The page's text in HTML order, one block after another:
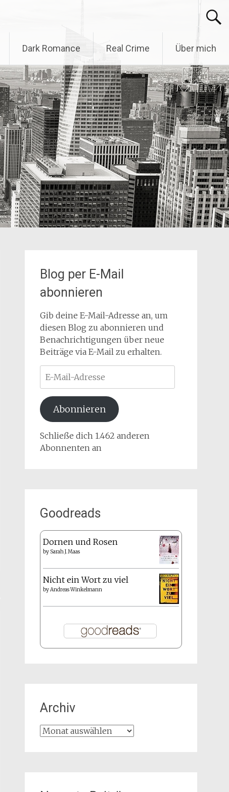
Dark Romance Real Crime Über mich
Blog per E-Mail
abonnieren
Gib deine E-Mail-Adresse an, um
diesen Blog zu abonnieren und
Benachrichtigungen über neue
Beiträge via E-Mail zu erhalten.
Mail-
Adresse
Abonnieren
Schließe dich 1.462 anderen
Abonnenten an
Goodreads
Dornen und Rosen
by Sarah J. Maas
Nicht ein Wort zu viel
byAndreas Winkelmann
Archiv
Archiv